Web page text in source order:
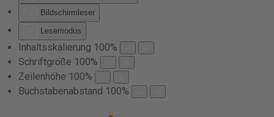
Bildschirmleser
Lesemodus
Inhaltsskalierung 100%
Schriftgröße 100%
Zeilenhöhe 100%
Buchstabenabstand 100%